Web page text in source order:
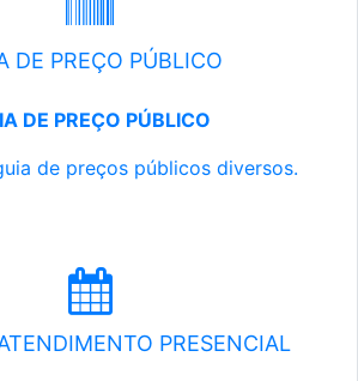
DE PREÇO PÚBLICO
DE PREÇO PÚBLICO
de preços públicos diversos.
PRESENCIAL